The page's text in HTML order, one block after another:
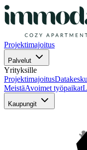
Projektimajoitus
Palvelut
Yrityksille
Projektimajoitus
MeistäAvoimet työpaikat
Kaupungit